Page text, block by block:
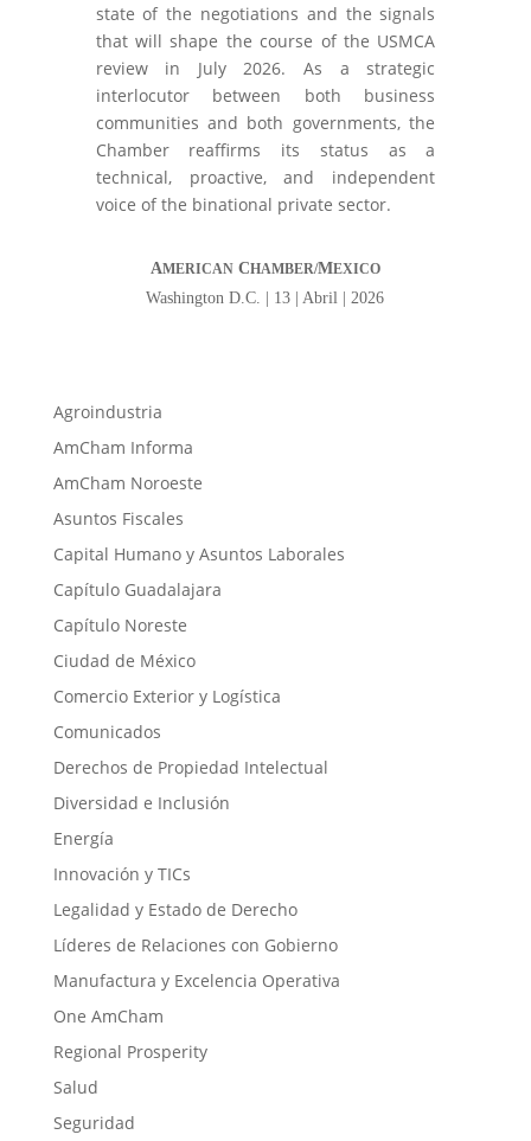
state of the negotiations and the signals
that will shape the course of the USMCA
review in July 2026. As a strategic
interlocutor between both business
communities and both governments, the
Chamber reaffirms its status as a
technical, proactive, and independent
voice of the binational private sector.
AMERICANCHAMBER/MEXICO
Washington D.C. | 13 | Abril | 2026
Agroindustria
AmCham Informa
AmCham Noroeste
Asuntos Fiscales
Capital Humano y Asuntos Laborales
Capítulo Guadalajara
Capítulo Noreste
Ciudad de México
Comercio Exterior y Logística
Comunicados
Derechos de Propiedad Intelectual
Diversidad e Inclusión
Energía
Innovación y TICs
Legalidad y Estado de Derecho
Líderes de Relaciones con Gobierno
Manufactura y Excelencia Operativa
One AmCham
Regional Prosperity
Salud
Seguridad